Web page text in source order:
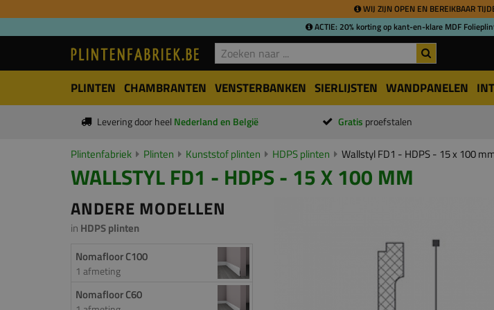
WIJ ZIJN OPEN EN BEREIKBAAR
ACTIE: 20% korting op kant-en-klare MDF
PLINTEN CHAMBRANTEN VENSTERBANKEN SIERLIJSTEN WANDPANELEN
Levering door heel Nederland en België Gratis proefstalen
Plintenfabriek Plinten Kunststof plinten HDPS plinten Wallstyl FD1 - HDPS - 15 x 100
WALLSTYL FD1 - HDPS - 15 X 100 MM
ANDERE MODELLEN
in HDPS plinten
Nomafloor C100
1 afmeting
Nomafloor C60